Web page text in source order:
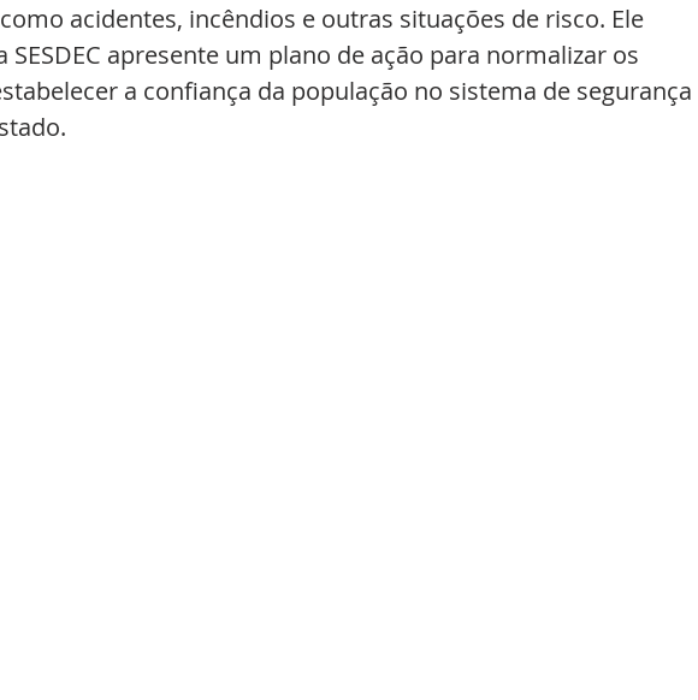
acidentes, incêndios e outras situações de risco. Ele
SESDEC apresente um plano de ação para normalizar os
a confiança da população no sistema de segurança